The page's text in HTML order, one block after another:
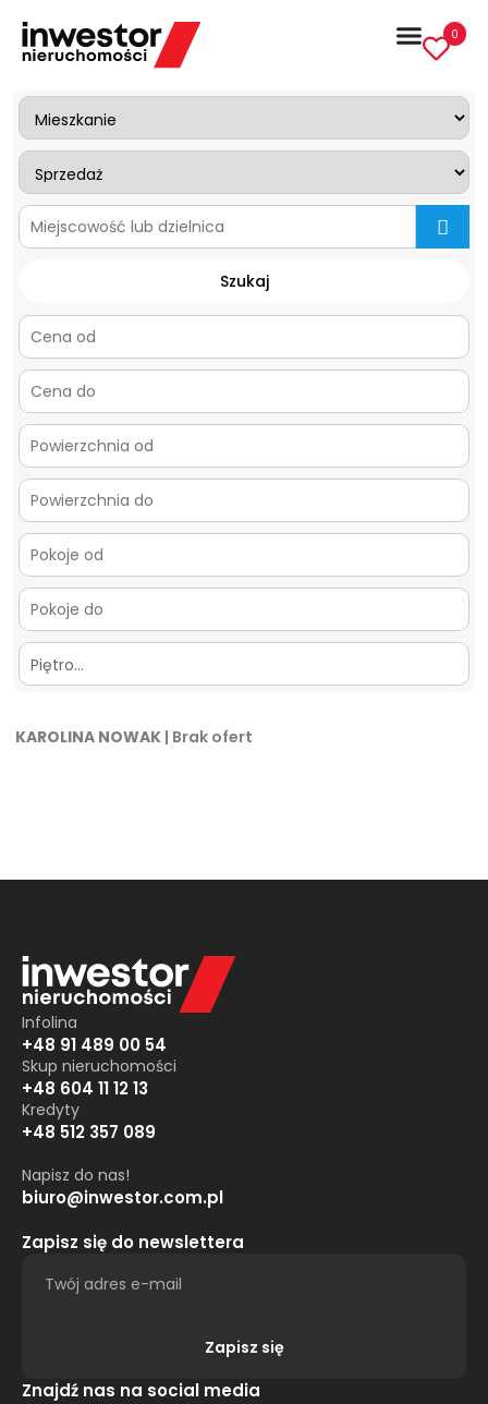
0
Piętro…
KAROLINA NOWAK | Brak ofert
Infolina
+48 91 489 00 54
Skup nieruchomości
+48 604 11 12 13
Kredyty
+48 512 357 089
Napisz do nas!
biuro@inwestor.com.pl
Zapisz się do newslettera
Zapisz się
Alternative:
Znajdź nas na social media